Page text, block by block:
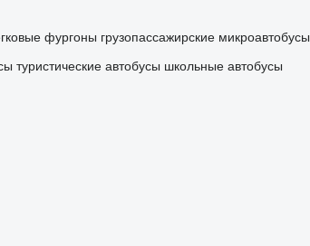
фургоны грузопассажирские микроавтобусы
туристические автобусы школьные автобусы